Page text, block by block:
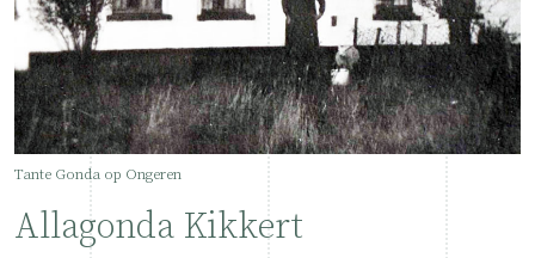
Tante Gonda op Ongeren
Allagonda Kikkert